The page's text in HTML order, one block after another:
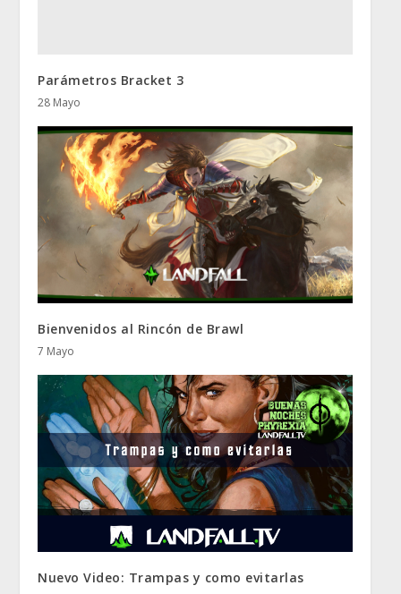
Parámetros Bracket 3
28 Mayo
Bienvenidos al Rincón de Brawl
7 Mayo
Nuevo Video: Trampas y como evitarlas